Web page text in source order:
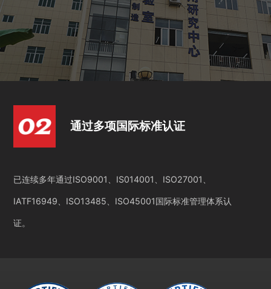
通过多项国际标准认证
已连续多年通过ISO9001、IS014001、ISO27001、
IATF16949、ISO13485、ISO45001国际标准管理体系认
证。